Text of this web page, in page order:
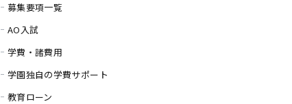
募集要項一覧
AO入試
学費・諸費用
学園独自の学費サポート
教育ローン